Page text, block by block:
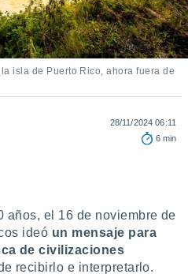
isla de Puerto Rico, ahora fuera de
28/11/2024 06:11
6 min
años, el 16 de noviembre de
ideó un mensaje para
de civilizaciones
recibirlo e interpretarlo.